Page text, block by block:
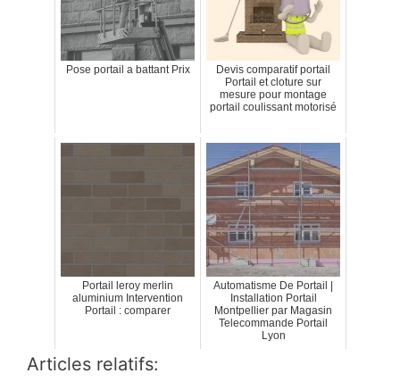
Pose portail a battant Prix
Devis comparatif portail
Portail et cloture sur
mesure pour montage
portail coulissant motorisé
Portail leroy merlin
aluminium Intervention
Portail : comparer
Automatisme De Portail |
Installation Portail
Montpellier par Magasin
Telecommande Portail
Lyon
Articles relatifs: